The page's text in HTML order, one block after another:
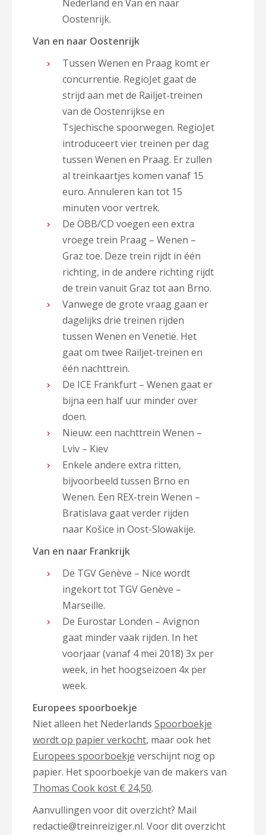
Nederland en Van en naar
Oostenrijk.
Van en naar Oostenrijk
Tussen Wenen en Praag komt er
concurrentie. RegioJet gaat de
strijd aan met de Railjet-treinen
van de Oostenrijkse en
Tsjechische spoorwegen. RegioJet
introduceert vier treinen per dag
tussen Wenen en Praag. Er zullen
al treinkaartjes komen vanaf 15
euro. Annuleren kan tot 15
minuten voor vertrek.
De ÖBB/CD voegen een extra
vroege trein Praag – Wenen –
Graz toe. Deze trein rijdt in één
richting, in de andere richting rijdt
de trein vanuit Graz tot aan Brno.
Vanwege de grote vraag gaan er
dagelijks drie treinen rijden
tussen Wenen en Venetië. Het
gaat om twee Railjet-treinen en
één nachttrein.
De ICE Frankfurt – Wenen gaat er
bijna een half uur minder over
doen.
Nieuw: een nachttrein Wenen –
Lviv – Kiev
Enkele andere extra ritten,
bijvoorbeeld tussen Brno en
Wenen. Een REX-trein Wenen –
Bratislava gaat verder rijden
naar Košice in Oost-Slowakije.
Van en naar Frankrijk
De TGV Genève – Nice wordt
ingekort tot TGV Genève –
Marseille.
De Eurostar Londen – Avignon
gaat minder vaak rijden. In het
voorjaar (vanaf 4 mei 2018) 3x per
week, in het hoogseizoen 4x per
week.
Europees spoorboekje
Niet alleen het Nederlands Spoorboekje
wordt op papier verkocht, maar ook het
Europees spoorboekje verschijnt nog op
papier. Het spoorboekje van de makers van
Thomas Cook kost € 24,50.
Aanvullingen voor dit overzicht? Mail
redactie@treinreiziger.nl. Voor dit overzicht